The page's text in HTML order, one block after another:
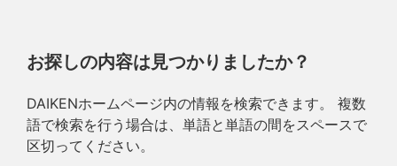
お探しの内容は見つかりましたか？
DAIKENホームページ内の情報を検索できます。 複数
語で検索を行う場合は、単語と単語の間をスペースで
区切ってください。